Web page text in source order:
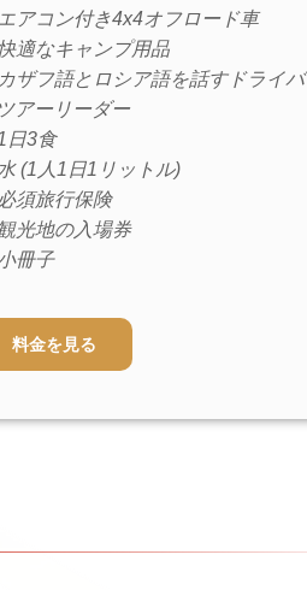
アコン付き4x4オフロード車
適なキャンプ用品
ザフ語とロシア語を話すドライ
アーリーダー
日3食
(1人1日1リットル)
須旅行保険
光地の入場券
冊子
料金を見る